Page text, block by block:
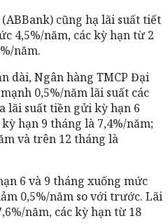
cũng hạ lãi suất tiết
4,5%/năm, các kỳ hạn từ 2
năm.
dài, Ngân hàng TMCP Đại
0,5%/năm lãi suất các
lãi suất tiền gửi kỳ hạn 6
hạn 9 tháng là 7,4%/năm;
và trên 12 tháng là
6 và 9 tháng xuống mức
0,5%/năm so với trước. Lãi
năm, các kỳ hạn từ 18